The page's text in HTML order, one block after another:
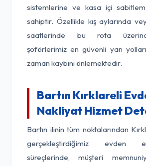
sistemlerine ve kasa içi
sahiptir. Özellikle kış aylarında
saatlerinde bu rota
şoförlerimiz en güvenli yan
zaman kaybını önlemektedir.
Bartın Kırklareli
Nakliyat Hizmet
Bartın ilinin tüm noktalarından
gerçekleştirdiğimiz evden
süreçlerinde, müşteri